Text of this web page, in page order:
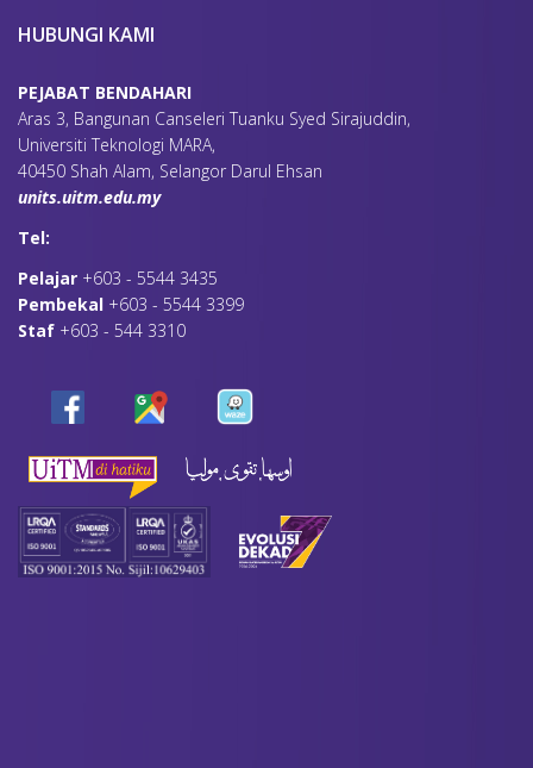
HUBUNGI KAMI
PEJABAT BENDAHARI
Aras 3, Bangunan Canseleri Tuanku Syed Sirajuddin,
Universiti Teknologi MARA,
40450 Shah Alam, Selangor Darul Ehsan
units.uitm.edu.my
Tel:
Pelajar +603 - 5544 3435
Pembekal +603 - 5544 3399
Staf +603 - 544 3310